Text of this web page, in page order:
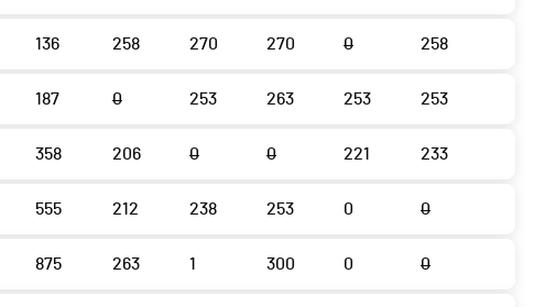
136 258 270 270 0 258
187 0 253 263 253 253
358 206 0 0 221 233
555 212 238 253 0 0
875 263 1 300 0 0